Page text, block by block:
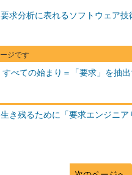
要求分析に表れるソフトウェア技
すべての始まり＝「要求」を抽
生き残るために「要求エンジニア